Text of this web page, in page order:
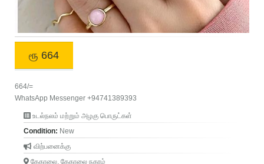
ரூ 664
664/=
WhatsApp Messenger +94741389393
உடல்நலம் மற்றும் அழகு பொருட்கள்
Condition: New
விற்பனைக்கு
கேகாலை, கேகாலை நகரம்